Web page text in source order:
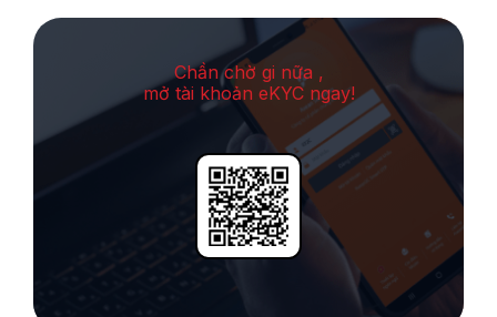
Chần chờ gi nữa ,
mở tài khoản eKYC ngay!